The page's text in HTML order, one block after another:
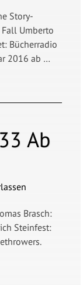
Story-
Umberto
Bücherradio
2016 ab …
Ab
Brasch:
Steinfest: